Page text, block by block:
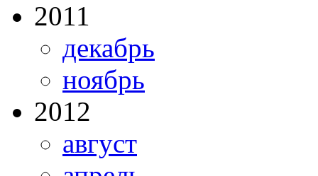
2011
декабрь
ноябрь
2012
август